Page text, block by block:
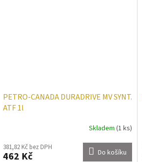
PETRO-CANADA DURADRIVE MV SYNT.
ATF 1l
Skladem (1 ks)
381,82 Kč bez DPH
462 Kč Do košíku